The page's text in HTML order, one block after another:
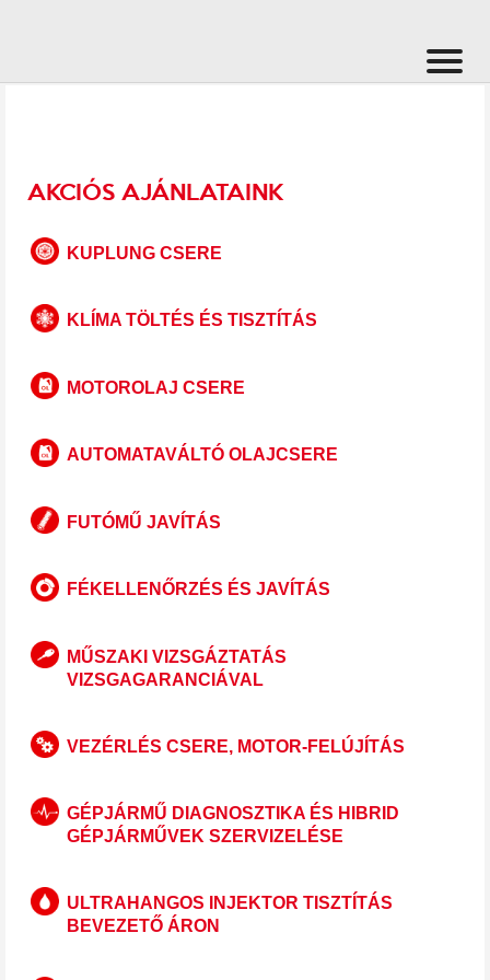
AKCIÓS AJÁNLATAINK
KUPLUNG CSERE
KLÍMA TÖLTÉS ÉS TISZTÍTÁS
MOTOROLAJ CSERE
AUTOMATAVÁLTÓ OLAJCSERE
FUTÓMŰ JAVÍTÁS
FÉKELLENŐRZÉS ÉS JAVÍTÁS
MŰSZAKI VIZSGÁZTATÁS
VIZSGAGARANCIÁVAL
VEZÉRLÉS CSERE, MOTOR-FELÚJÍTÁS
GÉPJÁRMŰ DIAGNOSZTIKA ÉS HIBRID
GÉPJÁRMŰVEK SZERVIZELÉSE
ULTRAHANGOS INJEKTOR TISZTÍTÁS
BEVEZETŐ ÁRON